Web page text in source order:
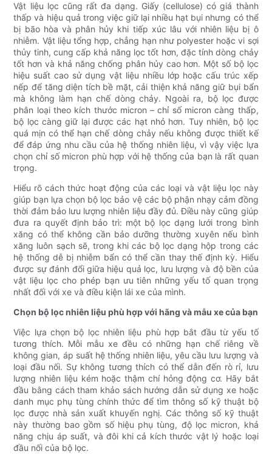
Vật liệu lọc cũng rất đa dạng. Giấy (cellulose) có giá thành
thấp và hiệu quả trong việc giữ lại nhiều hạt bụi nhưng có thể
bị bão hòa và phân hủy khi tiếp xúc lâu với nhiên liệu bị ô
nhiễm. Vật liệu tổng hợp, chẳng hạn như polyester hoặc vi sợi
thủy tinh, cung cấp khả năng lọc tốt hơn, đặc tính dòng chảy
tốt hơn và khả năng chống phân hủy cao hơn. Một số bộ lọc
hiệu suất cao sử dụng vật liệu nhiều lớp hoặc cấu trúc xếp
nếp để tăng diện tích bề mặt, cải thiện khả năng giữ bụi bẩn
mà không làm hạn chế dòng chảy. Ngoài ra, bộ lọc được
phân loại theo kích thước micron – chỉ số micron càng thấp,
bộ lọc càng giữ lại được các hạt nhỏ hơn. Tuy nhiên, bộ lọc
quá mịn có thể hạn chế dòng chảy nếu không được thiết kế
để đáp ứng nhu cầu của hệ thống nhiên liệu, vì vậy việc lựa
chọn chỉ số micron phù hợp với hệ thống của bạn là rất quan
trọng.
Hiểu rõ cách thức hoạt động của các loại và vật liệu lọc này
giúp bạn lựa chọn bộ lọc bảo vệ các bộ phận nhạy cảm đồng
thời đảm bảo lưu lượng nhiên liệu đầy đủ. Điều này cũng giúp
đưa ra quyết định bảo trì: một bộ lọc dạng lưới trong bình
xăng có thể không cần bảo dưỡng thường xuyên nếu bình
xăng luôn sạch sẽ, trong khi các bộ lọc dạng hộp trong các
hệ thống dễ bị nhiễm bẩn có thể cần thay thế định kỳ. Hiểu
được sự đánh đổi giữa hiệu quả lọc, lưu lượng và độ bền của
vật liệu lọc cho phép bạn ưu tiên những yếu tố quan trọng
nhất đối với xe và điều kiện lái xe của mình.
Chọn bộ lọc nhiên liệu phù hợp với hãng và mẫu xe của bạn
Việc lựa chọn bộ lọc nhiên liệu phù hợp bắt đầu từ yếu tố
tương thích. Mỗi mẫu xe đều có những hạn chế riêng về
không gian, áp suất hệ thống nhiên liệu, yêu cầu lưu lượng và
loại đầu nối. Sự không tương thích có thể dẫn đến rò rỉ, lưu
lượng nhiên liệu kém hoặc thậm chí hỏng động cơ. Hãy bắt
đầu bằng cách tham khảo sách hướng dẫn sử dụng xe hoặc
danh mục phụ tùng chính thức để tìm thông số kỹ thuật bộ
lọc được nhà sản xuất khuyến nghị. Các thông số kỹ thuật
này thường bao gồm số hiệu phụ tùng, độ lọc micron, khả
năng chịu áp suất, và đôi khi cả kích thước vật lý hoặc loại
đầu nối của bộ lọc.